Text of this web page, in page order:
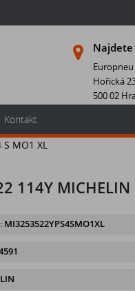
Najdete
Europneu
Hořická
500 02
Kontakt
S MO1 XL
114Y MICHELIN
MI3253522YPS4SMO1XL